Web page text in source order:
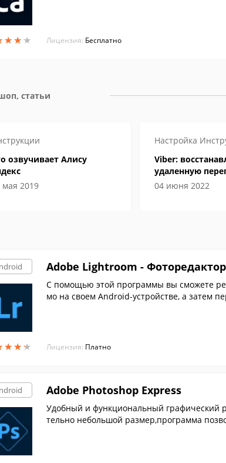
★★★
★★★ Лицензия: Бесплатно
статьи
озвучивает Алису
мая 2019
Настройка
Viber:
удаленную
04 июня 2022
★★★
★★★
Adobe Lightroom - Фоторедактор
С помощью этой программы вы сможете
мо на своем Android-устройстве, а затем
Лицензия: Платно
Adobe Photoshop Express
Удобный и функциональный графический
тельно небольшой размер,программа